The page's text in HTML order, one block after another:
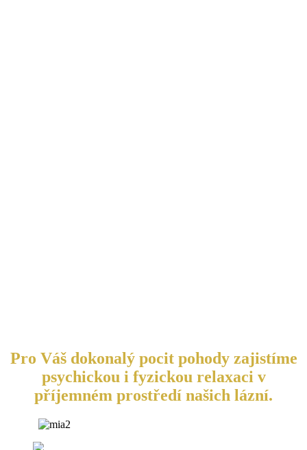
Pro Váš dokonalý pocit pohody zajistíme
psychickou i fyzickou relaxaci v
příjemném prostředí našich lázní.